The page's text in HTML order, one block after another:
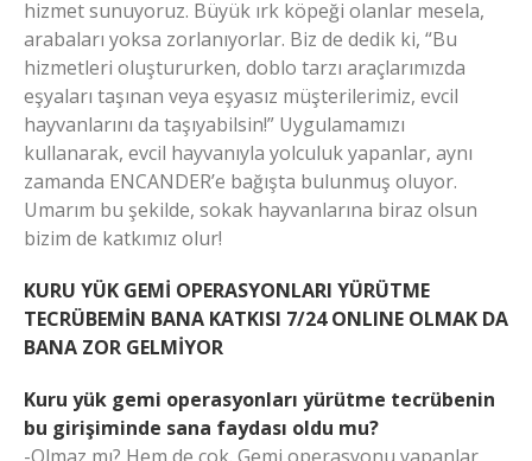
hizmet sunuyoruz. Büyük ırk köpeği olanlar mesela,
arabaları yoksa zorlanıyorlar. Biz de dedik ki, “Bu
hizmetleri oluştururken, doblo tarzı araçlarımızda
eşyaları taşınan veya eşyasız müşterilerimiz, evcil
hayvanlarını da taşıyabilsin!” Uygulamamızı
kullanarak, evcil hayvanıyla yolculuk yapanlar, aynı
zamanda ENCANDER’e bağışta bulunmuş oluyor.
Umarım bu şekilde, sokak hayvanlarına biraz olsun
bizim de katkımız olur!
KURU YÜK GEMİ OPERASYONLARI YÜRÜTME
TECRÜBEMİN BANA KATKISI 7/24 ONLINE OLMAK DA
BANA ZOR GELMİYOR
Kuru yük gemi operasyonları yürütme tecrübenin
bu girişiminde sana faydası oldu mu?